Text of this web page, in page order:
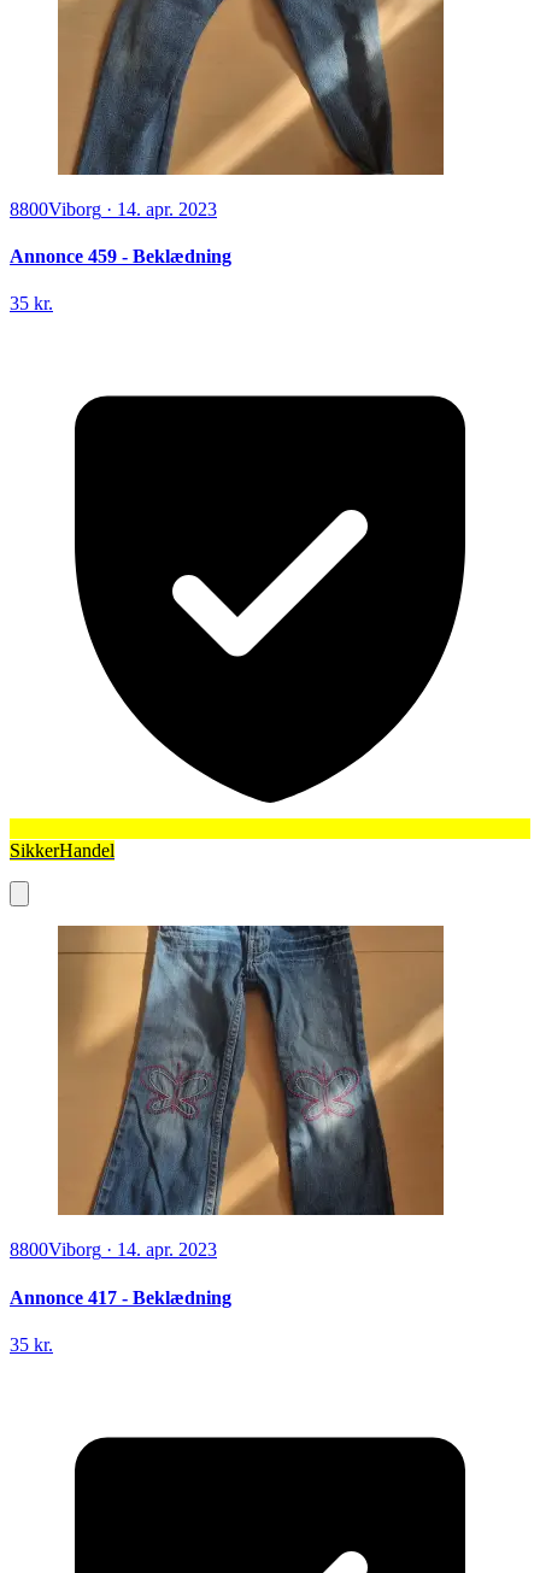
8800Viborg · 14. apr. 2023
Annonce 459 - Beklædning
35 kr.
SikkerHandel
8800Viborg · 14. apr. 2023
Annonce 417 - Beklædning
35 kr.